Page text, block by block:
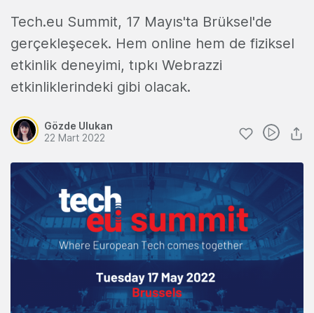
Tech.eu Summit, 17 Mayıs'ta Brüksel'de
gerçekleşecek. Hem online hem de fiziksel
etkinlik deneyimi, tıpkı Webrazzi
etkinliklerindeki gibi olacak.
Gözde Ulukan
22 Mart 2022